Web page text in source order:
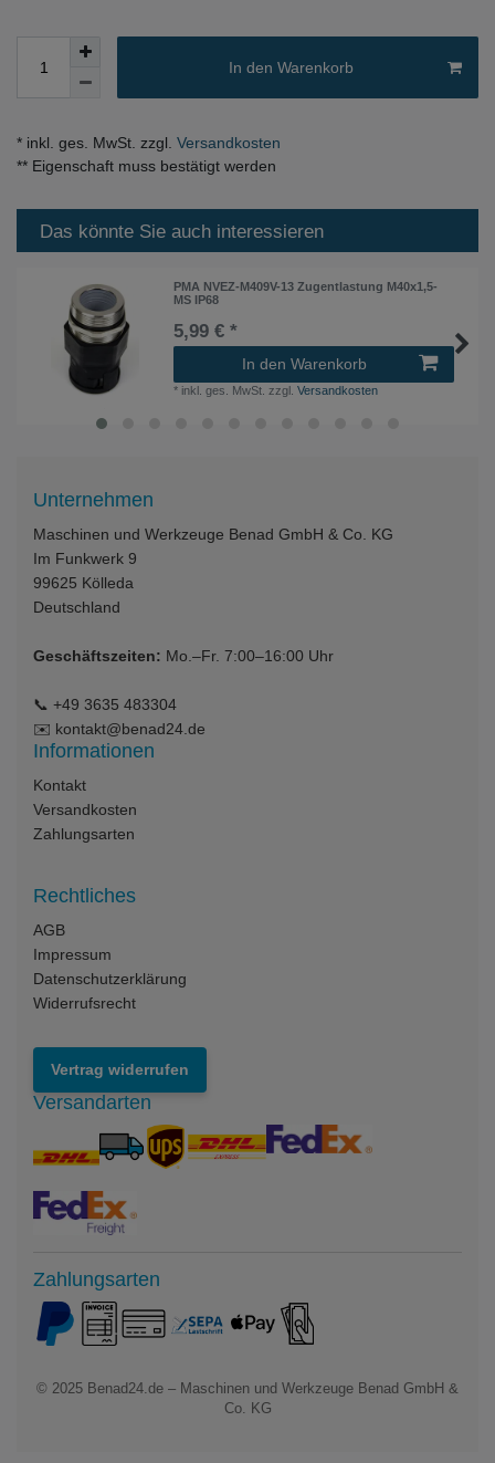
In den Warenkorb
* inkl. ges. MwSt. zzgl. Versandkosten
** Eigenschaft muss bestätigt werden
Das könnte Sie auch interessieren
PMA NVEZ-M409V-13 Zugentlastung M40x1,5-
MS IP68
5,99 € *
In den Warenkorb
* inkl. ges. MwSt. zzgl.Versandkosten
Unternehmen
Maschinen und Werkzeuge Benad GmbH & Co. KG
Im Funkwerk 9
99625 Kölleda
Deutschland
Geschäftszeiten: Mo.–Fr. 7:00–16:00 Uhr
📞 +49 3635 483304
✉️ kontakt@benad24.de
Informationen
Kontakt
Versandkosten
Zahlungsarten
Rechtliches
AGB
Impressum
Datenschutzerklärung
Widerrufsrecht
Vertrag widerrufen
Versandarten
Zahlungsarten
© 2025 Benad24.de – Maschinen und Werkzeuge Benad GmbH &
Co. KG